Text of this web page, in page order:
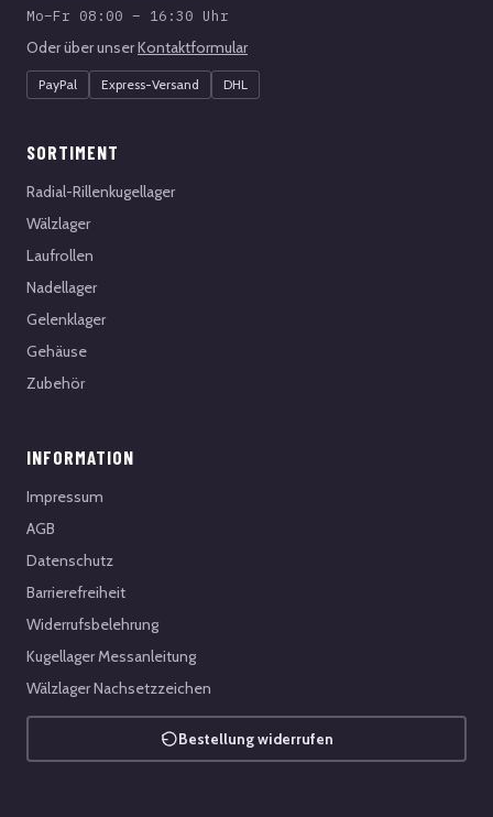
Mo–Fr 08:00 – 16:30 Uhr
Oder über unserKontaktformular
PayPal Express-Versand DHL
SORTIMENT
Radial-Rillenkugellager
Wälzlager
Laufrollen
Nadellager
Gelenklager
Gehäuse
Zubehör
INFORMATION
Impressum
AGB
Datenschutz
Barrierefreiheit
Widerrufsbelehrung
Kugellager Messanleitung
Wälzlager Nachsetzzeichen
Bestellung widerrufen